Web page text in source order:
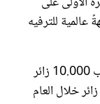
للترفيه
يُذكر أن متنزه القدية صُمّم لاستقبال ما يقارب 10.000 زائر
خلال العام